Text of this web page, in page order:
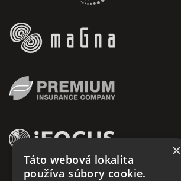
×
Táto webová lokalita
používa súbory cookie.